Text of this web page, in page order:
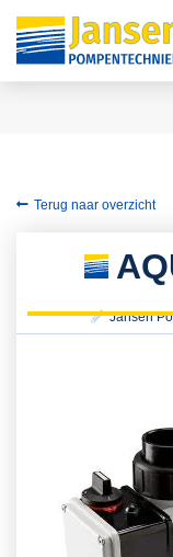
Terug naar overzicht
Jansen